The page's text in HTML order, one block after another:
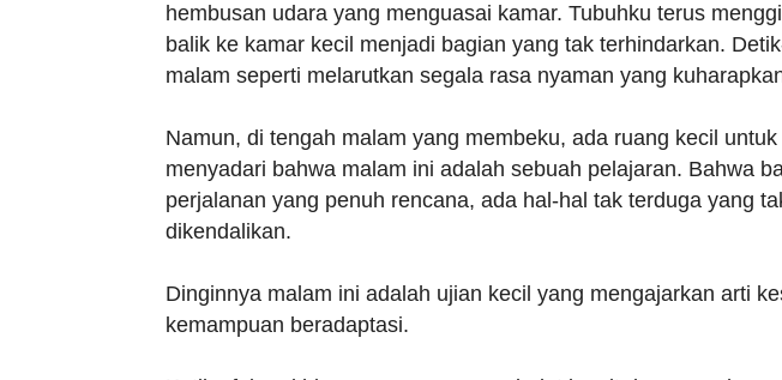
hembusan udara yang menguasai kamar. Tubuhku terus
balik ke kamar kecil menjadi bagian yang tak terhindarkan.
malam seperti melarutkan segala rasa nyaman yang
Namun, di tengah malam yang membeku, ada ruang kecil
menyadari bahwa malam ini adalah sebuah pelajaran. Bahwa
perjalanan yang penuh rencana, ada hal-hal tak terduga yang
dikendalikan.
Dinginnya malam ini adalah ujian kecil yang mengajarkan arti
kemampuan beradaptasi.